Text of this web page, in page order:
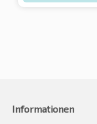
Informationen